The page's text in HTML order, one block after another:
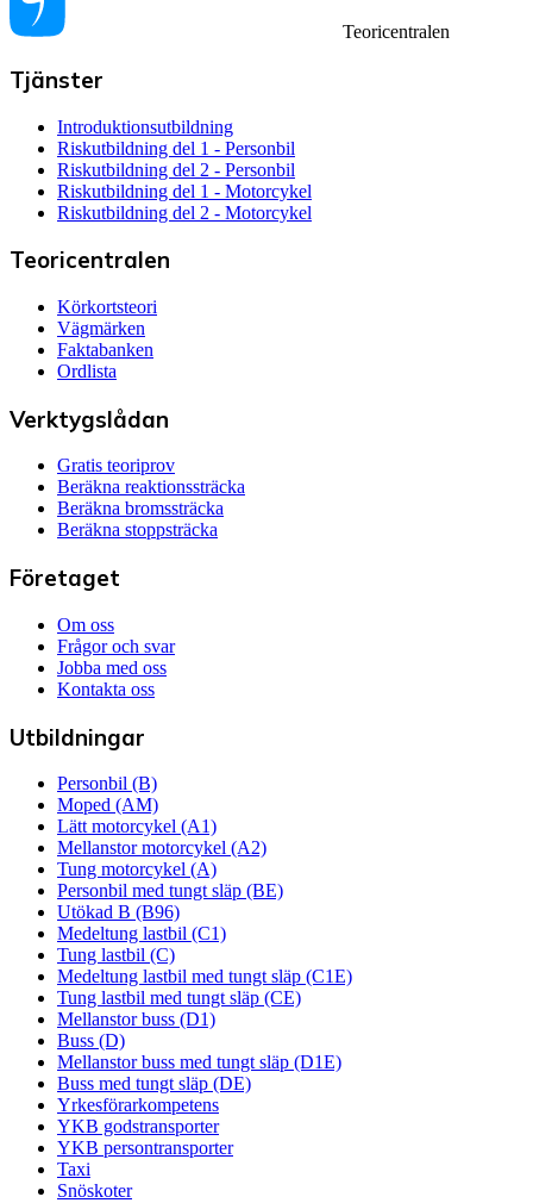
Teoricentralen
Tjänster
Introduktionsutbildning
Riskutbildning del 1 - Personbil
Riskutbildning del 2 - Personbil
Riskutbildning del 1 - Motorcykel
Riskutbildning del 2 - Motorcykel
Teoricentralen
Körkortsteori
Vägmärken
Faktabanken
Ordlista
Verktygslådan
Gratis teoriprov
Beräkna reaktionssträcka
Beräkna bromssträcka
Beräkna stoppsträcka
Företaget
Om oss
Frågor och svar
Jobba med oss
Kontakta oss
Utbildningar
Personbil (B)
Moped (AM)
Lätt motorcykel (A1)
Mellanstor motorcykel (A2)
Tung motorcykel (A)
Personbil med tungt släp (BE)
Utökad B (B96)
Medeltung lastbil (C1)
Tung lastbil (C)
Medeltung lastbil med tungt släp (C1E)
Tung lastbil med tungt släp (CE)
Mellanstor buss (D1)
Buss (D)
Mellanstor buss med tungt släp (D1E)
Buss med tungt släp (DE)
Yrkesförarkompetens
YKB godstransporter
YKB persontransporter
Taxi
Snöskoter